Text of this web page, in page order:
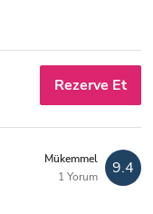
Rezerve Et
Mükemmel
1 Yorum
9.4